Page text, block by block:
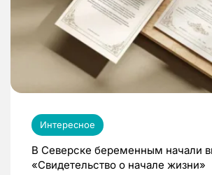
Интересное
В Северске беременным начали
«Свидетельство о начале жизни»